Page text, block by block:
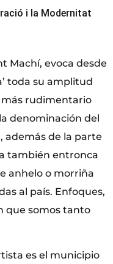
i la Modernitat
Machí, evoca desde
toda su amplitud
rudimentario
denominación del
además de la parte
también entronca
anhelo o morriña
al país. Enfoques,
que somos tanto
es el municipio